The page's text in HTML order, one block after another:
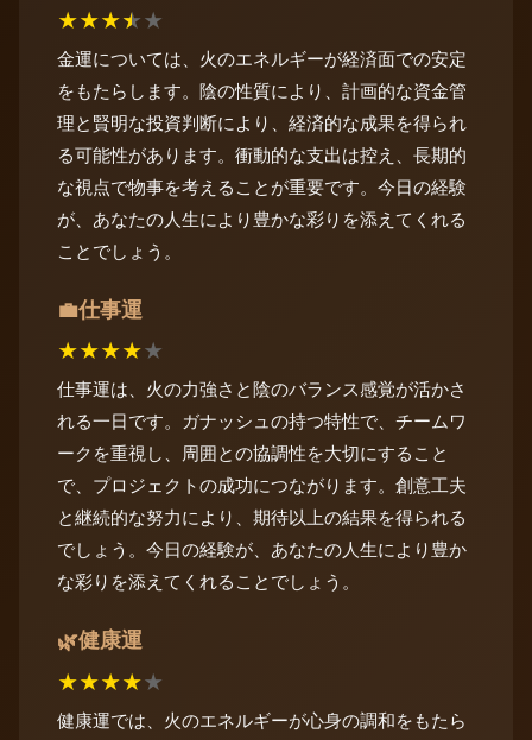
★★★★★
金運については、火のエネルギーが経済面での安定
をもたらします。陰の性質により、計画的な資金管
理と賢明な投資判断により、経済的な成果を得られ
る可能性があります。衝動的な支出は控え、長期的
な視点で物事を考えることが重要です。今日の経験
が、あなたの人生により豊かな彩りを添えてくれる
ことでしょう。
💼仕事運
★★★★★
仕事運は、火の力強さと陰のバランス感覚が活かさ
れる一日です。ガナッシュの持つ特性で、チームワ
ークを重視し、周囲との協調性を大切にすること
で、プロジェクトの成功につながります。創意工夫
と継続的な努力により、期待以上の結果を得られる
でしょう。今日の経験が、あなたの人生により豊か
な彩りを添えてくれることでしょう。
🌿健康運
★★★★★
健康運では、火のエネルギーが心身の調和をもたら